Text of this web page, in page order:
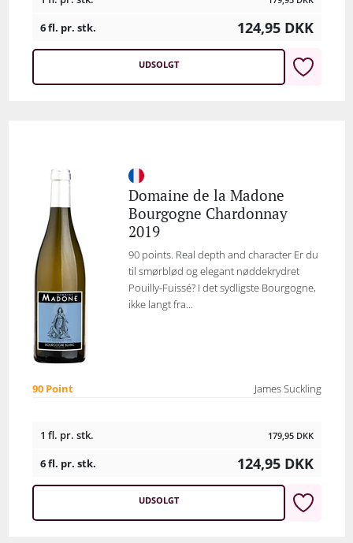
6 fl. pr. stk. 124,95 DKK
UDSOLGT
Domaine de la Madone
Bourgogne Chardonnay
2019
90 points. Real depth and character Er du
til smørblød og elegant nøddekrydret
Pouilly-Fuissé? I det sydligste Bourgogne,
ikke langt fra...
90 Point James Suckling
1 fl. pr. stk. 179,95 DKK
6 fl. pr. stk. 124,95 DKK
UDSOLGT